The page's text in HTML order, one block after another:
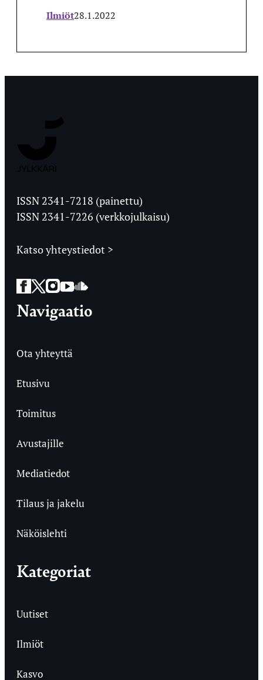
Ilmiöt28.1.2022
Ylioppilaslehti
ISSN 2341-7218 (painettu)
ISSN 2341-7226 (verkkojulkaisu)
Katso yhteystiedot >
Facebook
Twitter
Instagram
YouTube
SoundCloud
Navigaatio
Ota yhteyttä
Etusivu
Toimitus
Avustajille
Mediatiedot
Tilaus ja jakelu
Näköislehti
Kategoriat
Uutiset
Ilmiöt
Kasvo